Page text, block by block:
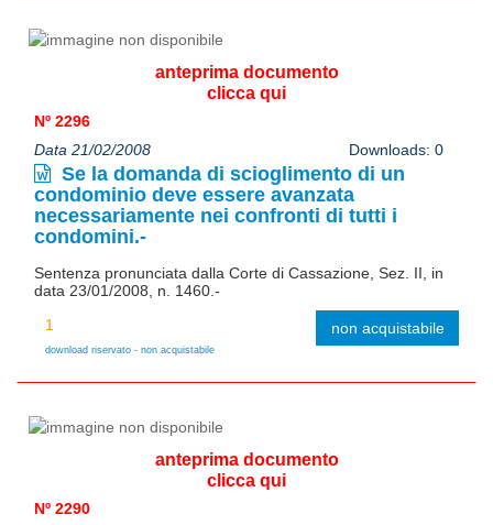
anteprima documento
clicca qui
Nº 2296
Data 21/02/2008
Downloads: 0
Se la domanda di scioglimento di un
condominio deve essere avanzata
necessariamente nei confronti di tutti i
condomini.-
Sentenza pronunciata dalla Corte di Cassazione, Sez. II, in
data 23/01/2008, n. 1460.-
download riservato - non acquistabile
non acquistabile
anteprima documento
clicca qui
Nº 2290